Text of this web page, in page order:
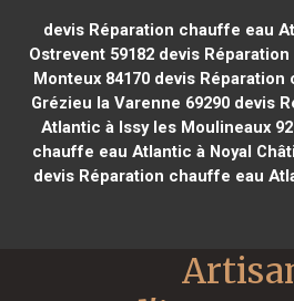
devis Réparation chauffe eau
Ostrevent 59182 devis
Monteux 84170 devis Réparation
Grézieu la Varenne 69290 devis
Atlantic à Issy les Moulineaux
chauffe eau Atlantic à Noyal
devis Réparation chauffe eau